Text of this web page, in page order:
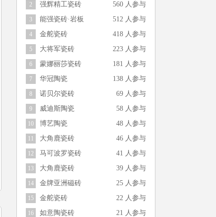
2 强辉精工瓷砖 560 人参与
3 能强瓷砖·岩板 512 人参与
4 金舵瓷砖 418 人参与
5 大将军瓷砖 223 人参与
6 蒙娜丽莎瓷砖 181 人参与
7 华冠陶瓷 138 人参与
8 诺贝尔瓷砖 69 人参与
9 威迪斯陶瓷 58 人参与
10 博艺陶瓷 48 人参与
11 大角鹿瓷砖 46 人参与
12 马可波罗瓷砖 41 人参与
13 大角鹿瓷砖 39 人参与
14 金牌亚洲磁砖 25 人参与
15 金舵瓷砖 22 人参与
16 如意陶瓷砖 21 人参与